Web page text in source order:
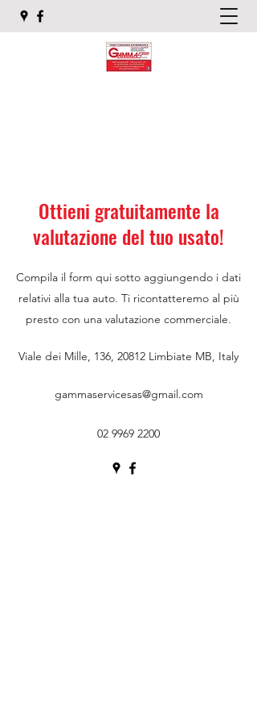
Ottieni gratuitamente la
valutazione del tuo usato!
Compila il form qui sotto aggiungendo i dati
relativi alla tua auto. Ti ricontatteremo al più
presto con una valutazione commerciale.
Viale dei Mille, 136, 20812 Limbiate MB, Italy
gammaservicesas@gmail.com
02 9969 2200